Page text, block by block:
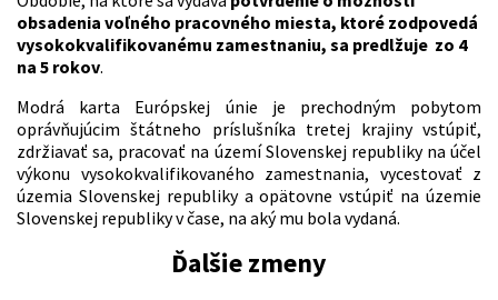
obsadenia voľného pracovného miesta, ktoré zodpovedá
vysokokvalifikovanému zamestnaniu, sa predlžuje zo 4
na 5 rokov.
Modrá karta Európskej únie je prechodným pobytom
oprávňujúcim štátneho príslušníka tretej krajiny vstúpiť,
zdržiavať sa, pracovať na území Slovenskej republiky na účel
výkonu vysokokvalifikovaného zamestnania, vycestovať z
územia Slovenskej republiky a opätovne vstúpiť na územie
Slovenskej republiky v čase, na aký mu bola vydaná.
Ďalšie zmeny